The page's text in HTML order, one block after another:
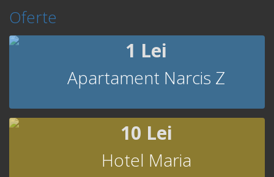
Oferte
1 Lei
Apartament Narcis Z
10 Lei
Hotel Maria